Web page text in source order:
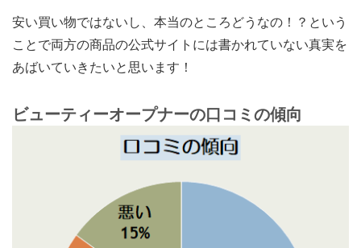
安い買い物ではないし、本当のところどうなの！？という
ことで両方の商品の公式サイトには書かれていない真実を
あばいていきたいと思います！
ビューティーオープナーの口コミの傾向